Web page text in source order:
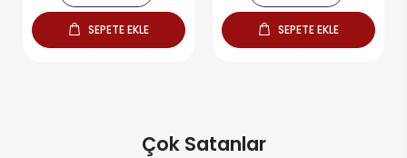
SEPETE EKLE SEPETE EKLE
Çok Satanlar